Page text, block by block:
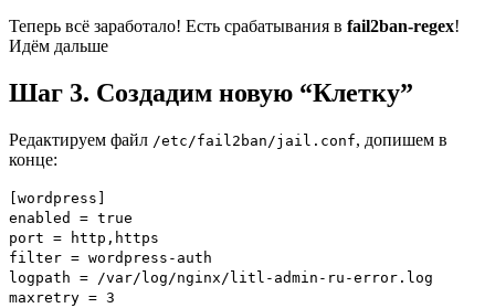
Теперь всё заработало! Есть срабатывания в fail2ban-regex!
Идём дальше
Шаг 3. Создадим новую “Клетку”
Редактируем файл /etc/fail2ban/jail.conf, допишем в
конце:
[wordpress]
enabled = true
port = http,https
filter = wordpress-auth
logpath = /var/log/nginx/litl-admin-ru-error.log
maxretry = 3